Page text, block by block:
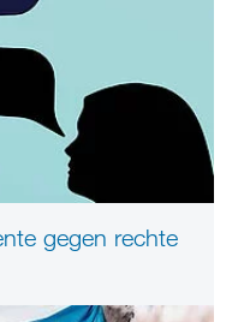
gegen rechte